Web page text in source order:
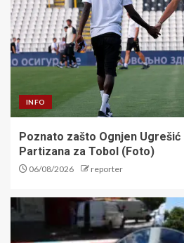
INFO
Poznato zašto Ognjen
Partizana za Tobol (Foto)
06/08/2026 reporter